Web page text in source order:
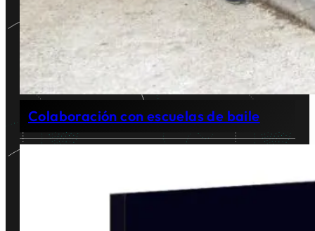
Colaboración con escuelas de baile